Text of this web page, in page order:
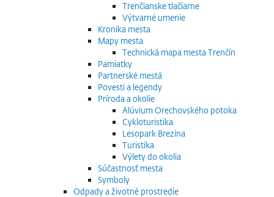
Trenčianske tlačiarne
Výtvarné umenie
Kronika mesta
Mapy mesta
Technická mapa mesta Trenčín
Pamiatky
Partnerské mestá
Povesti a legendy
Príroda a okolie
Alúvium Orechovského potoka
Cykloturistika
Lesopark Brezina
Turistika
Výlety do okolia
Súčastnosť mesta
Symboly
Odpady a životné prostredie